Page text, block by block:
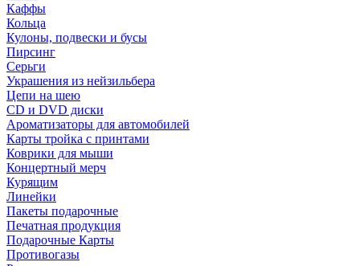
Каффы
Кольца
Кулоны, подвески и бусы
Пирсинг
Серьги
Украшения из нейзильбера
Цепи на шею
CD и DVD диски
Ароматизаторы для автомобилей
Карты тройка с принтами
Коврики для мыши
Концертный мерч
Курящим
Линейки
Пакеты подарочные
Печатная продукция
Подарочные Карты
Противогазы